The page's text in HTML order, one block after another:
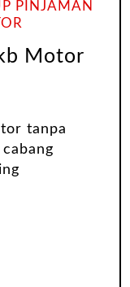
PINJAMAN
Motor